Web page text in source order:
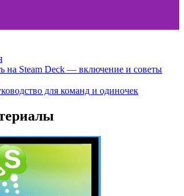
на Steam Deck — включение и советы
для команд и одиночек